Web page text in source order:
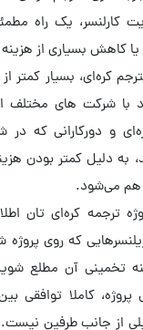
کارلنسر، یک راه
بسیاری از هزینه
کره‌ای، بسیار کمتر
با شرکت های مختلف
و دورکارانی که
به دلیل کمتر بودن
هم می‌شود.
ترجمه کره‌ای تان
که روی پروژه
تخمینی آن مطلع
پروژه، کاملا توافقی
از جانب طرفین